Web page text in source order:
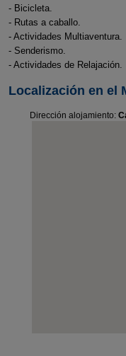
- Bicicleta.
- Rutas a caballo.
- Actividades Multiaventura.
- Senderismo.
- Actividades de Relajación.
Localización en el
Dirección alojamiento: